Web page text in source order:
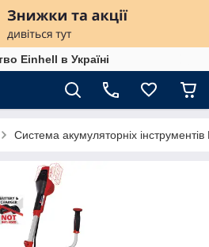
Einhell в Україні
Система акумуляторніх